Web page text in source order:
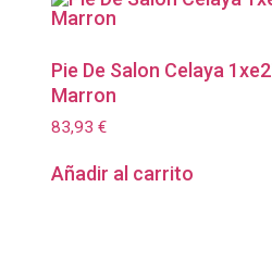
Pie De Salon Celaya
Marron
83,93 €
Añadir al carrito